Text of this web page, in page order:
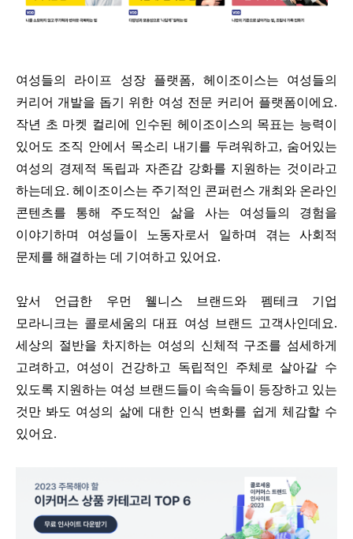
여성들의 라이프 성장 플랫폼, 헤이조이스는 여성들의
커리어 개발을 돕기 위한 여성 전문 커리어 플랫폼이에요.
작년 초 마켓 컬리에 인수된 헤이조이스의 목표는 능력이
있어도 조직 안에서 목소리 내기를 두려워하고, 숨어있는
여성의 경제적 독립과 자존감 강화를 지원하는 것이라고
하는데요. 헤이조이스는 주기적인 콘퍼런스 개최와 온라인
콘텐츠를 통해 주도적인 삶을 사는 여성들의 경험을
이야기하며 여성들이 노동자로서 일하며 겪는 사회적
문제를 해결하는 데 기여하고 있어요.
앞서 언급한 우먼 웰니스 브랜드와 펨테크 기업
모라니크는 콜로세움의 대표 여성 브랜드 고객사인데요.
세상의 절반을 차지하는 여성의 신체적 구조를 섬세하게
고려하고, 여성이 건강하고 독립적인 주체로 살아갈 수
있도록 지원하는 여성 브랜드들이 속속들이 등장하고 있는
것만 봐도 여성의 삶에 대한 인식 변화를 쉽게 체감할 수
있어요.